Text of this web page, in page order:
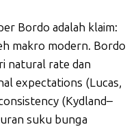
Bordo adalah klaim:
makro modern. Bordo
natural rate dan
expectations (Lucas,
(Kydland–
suku bunga